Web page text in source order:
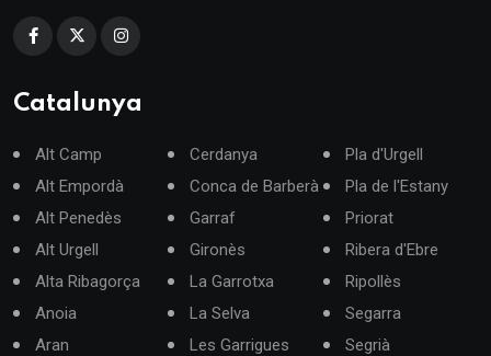
Catalunya
Alt Camp
Alt Empordà
Alt Penedès
Alt Urgell
Alta Ribagorça
Anoia
Aran
Cerdanya
Conca de Barberà
Garraf
Gironès
La Garrotxa
La Selva
Les Garrigues
Pla d'Urgell
Pla de l'Estany
Priorat
Ribera d'Ebre
Ripollès
Segarra
Segrià